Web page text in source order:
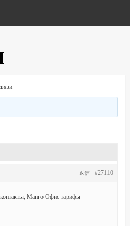
#27110
返信
Манго Офис тарифы